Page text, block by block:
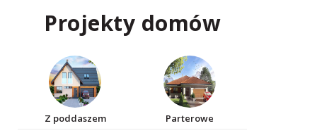
Projekty domów
Z poddaszem Parterowe